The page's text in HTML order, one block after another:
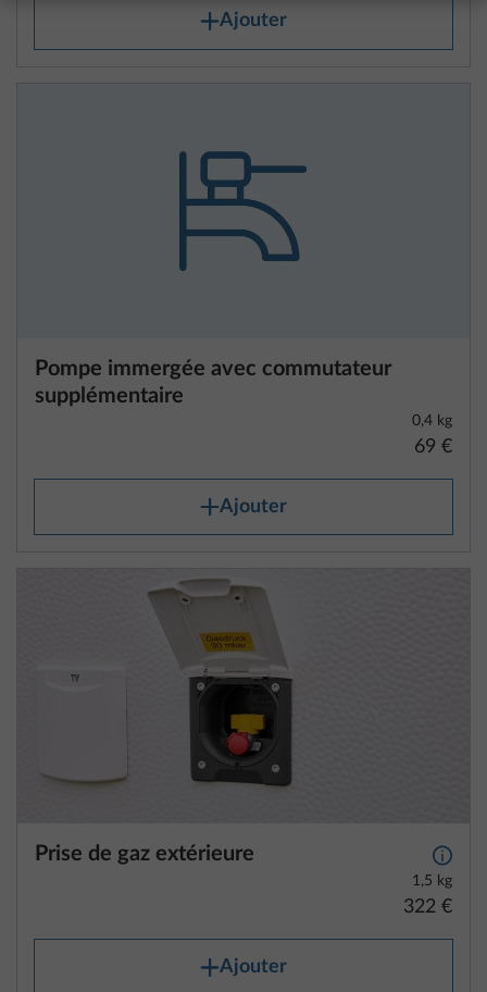
Ajouter
Pompe immergée avec commutateur
supplémentaire
0,4 kg
69 €
Ajouter
Prise de gaz extérieure Plus
1,5 kg
322 €
Ajouter